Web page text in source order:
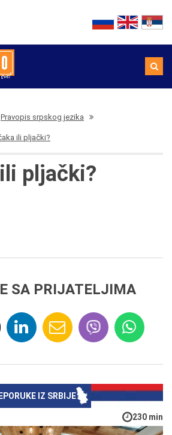
Pravopis srpskog jezika
ili pljački?
pljački?
SA PRIJATELJIMA
IZ SRBIJE
230 min